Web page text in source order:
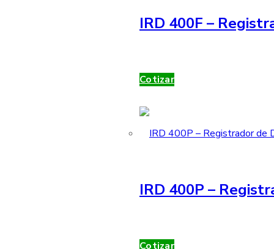
IRD 400F –
Cotizar
IRD 400P –
Cotizar